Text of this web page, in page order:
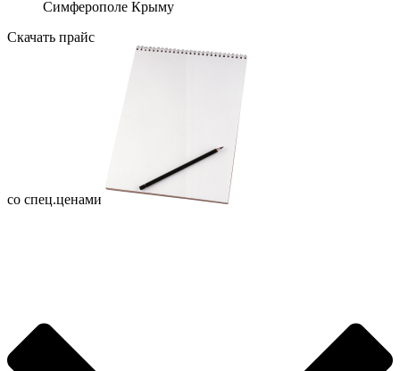
Скачать прайс
со спец.ценами